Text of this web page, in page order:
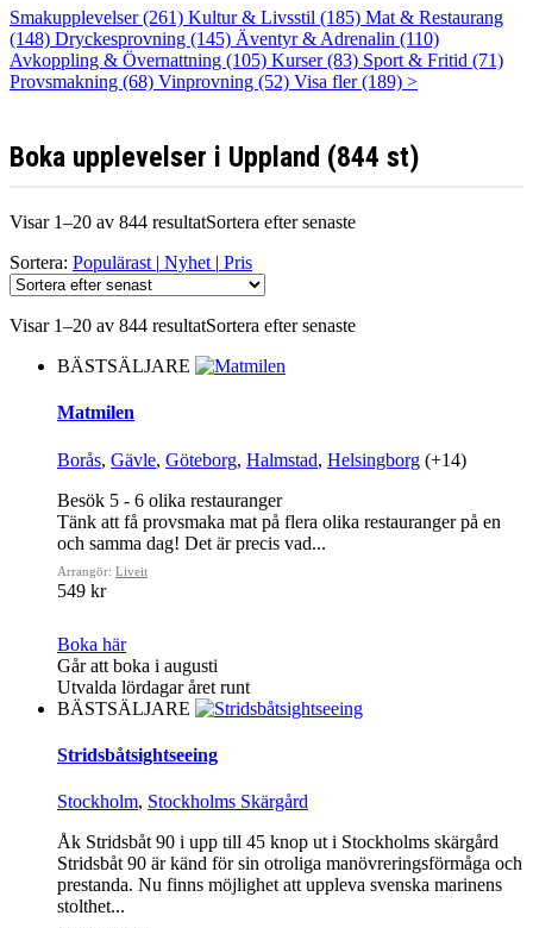
Smakupplevelser(261) Kultur & Livsstil (185) Mat & Restaurang
(148) Dryckesprovning (145) Äventyr & Adrenalin (110)
Avkoppling & Övernattning (105) Kurser(83) Sport & Fritid (71)
Provsmakning (68) Vinprovning (52) Visa fler (189) >
Boka upplevelser i Uppland (844 st)
Visar 1–20 av 844 resultatSortera efter senaste
Sortera: Populärast | Nyhet | Pris
Visar 1–20 av 844 resultatSortera efter senaste
BÄSTSÄLJARE
Matmilen
Borås, Gävle, Göteborg, Halmstad, Helsingborg (+14)
Besök 5 - 6 olika restauranger
Tänk att få provsmaka mat på flera olika restauranger på en
och samma dag! Det är precis vad...
Arrangör: Liveit
549 kr
Boka här
Går att boka i augusti
Utvalda lördagar året runt
BÄSTSÄLJARE
Stridsbåtsightseeing
Stockholm, Stockholms Skärgård
Åk Stridsbåt 90 i upp till 45 knop ut i Stockholms skärgård
Stridsbåt 90 är känd för sin otroliga manövreringsförmåga och
prestanda. Nu finns möjlighet att uppleva svenska marinens
stolthet...